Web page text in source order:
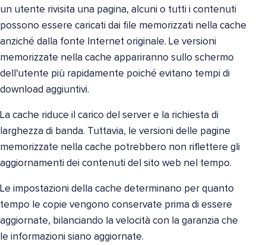
un utente rivisita una pagina, alcuni o tutti i contenuti
possono essere caricati dai file memorizzati nella cache
anziché dalla fonte Internet originale. Le versioni
memorizzate nella cache appariranno sullo schermo
dell'utente più rapidamente poiché evitano tempi di
download aggiuntivi.
La cache riduce il carico del server e la richiesta di
larghezza di banda. Tuttavia, le versioni delle pagine
memorizzate nella cache potrebbero non riflettere gli
aggiornamenti dei contenuti del sito web nel tempo.
Le impostazioni della cache determinano per quanto
tempo le copie vengono conservate prima di essere
aggiornate, bilanciando la velocità con la garanzia che
le informazioni siano aggiornate.